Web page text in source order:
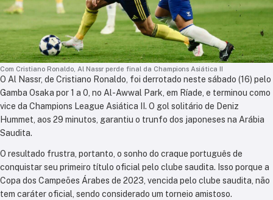
Com Cristiano Ronaldo, Al Nassr perde final da Champions Asiática II
O Al Nassr, de Cristiano Ronaldo, foi derrotado neste sábado (16) pelo
Gamba Osaka por 1 a 0, no Al-Awwal Park, em Ríade, e terminou como
vice da Champions League Asiática II. O gol solitário de Deniz
Hummet, aos 29 minutos, garantiu o trunfo dos japoneses na Arábia
Saudita.
O resultado frustra, portanto, o sonho do craque português de
conquistar seu primeiro título oficial pelo clube saudita. Isso porque a
Copa dos Campeões Árabes de 2023, vencida pelo clube saudita, não
tem caráter oficial, sendo considerado um torneio amistoso.